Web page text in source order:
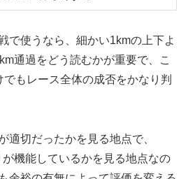
で使うなら、細かい1kmの上下よ
通過をどう読むかが重要で、こ
もレース全体の成否をかなり判
適切だったかを見る地点で、
機能しているかを見る地点なの